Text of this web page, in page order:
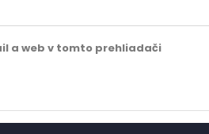
a web v tomto prehliadači